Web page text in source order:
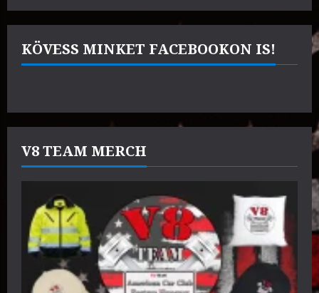
KÖVESS MINKET FACEBOOKON IS!
V8 TEAM MERCH